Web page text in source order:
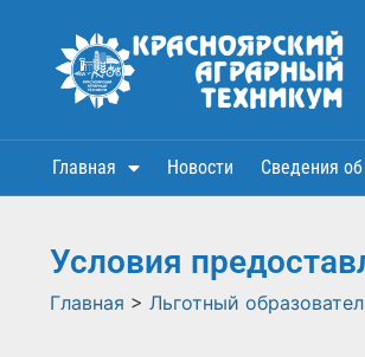
Главная Новости Сведения
Условия
Главная > Льготный